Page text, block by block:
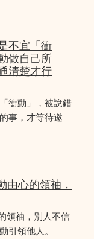
不宜「衝
做自己所
清楚才行
衝動」，被說錯
事，才等待邀
心的領䄂，
領䄂，別人不信
引領他人。